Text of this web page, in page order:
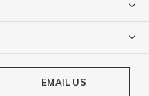
EMAIL US